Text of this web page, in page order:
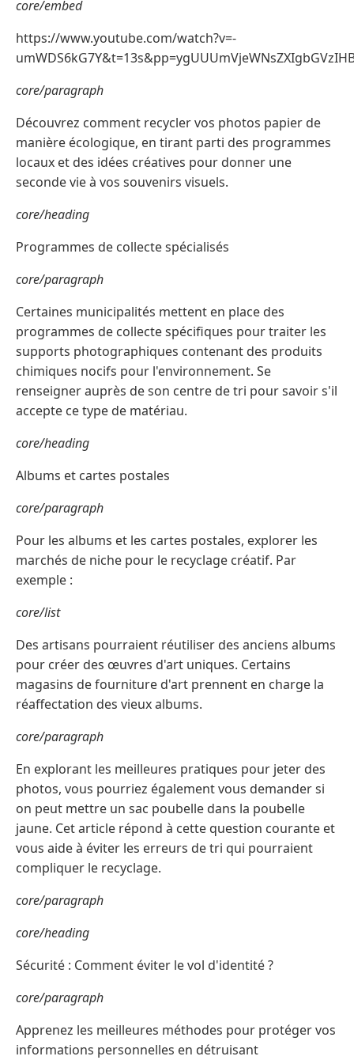
core/embed
https://www.youtube.com/watch?v=-
core/paragraph
Découvrez comment recycler vos photos papier de
manière écologique, en tirant parti des programmes
locaux et des idées créatives pour donner une
seconde vie à vos souvenirs visuels.
core/heading
Programmes de collecte spécialisés
core/paragraph
Certaines municipalités mettent en place des
programmes de collecte spécifiques pour traiter les
supports photographiques contenant des produits
chimiques nocifs pour l'environnement. Se
renseigner auprès de son centre de tri pour savoir s'il
accepte ce type de matériau.
core/heading
Albums et cartes postales
core/paragraph
Pour les albums et les cartes postales, explorer les
marchés de niche pour le recyclage créatif. Par
exemple :
core/list
Des artisans pourraient réutiliser des anciens albums
pour créer des œuvres d'art uniques. Certains
magasins de fourniture d'art prennent en charge la
réaffectation des vieux albums.
core/paragraph
En explorant les meilleures pratiques pour jeter des
photos, vous pourriez également vous demander si
on peut mettre un sac poubelle dans la poubelle
jaune. Cet article répond à cette question courante et
vous aide à éviter les erreurs de tri qui pourraient
compliquer le recyclage.
core/paragraph
core/heading
Sécurité : Comment éviter le vol d'identité ?
core/paragraph
Apprenez les meilleures méthodes pour protéger vos
informations personnelles en détruisant